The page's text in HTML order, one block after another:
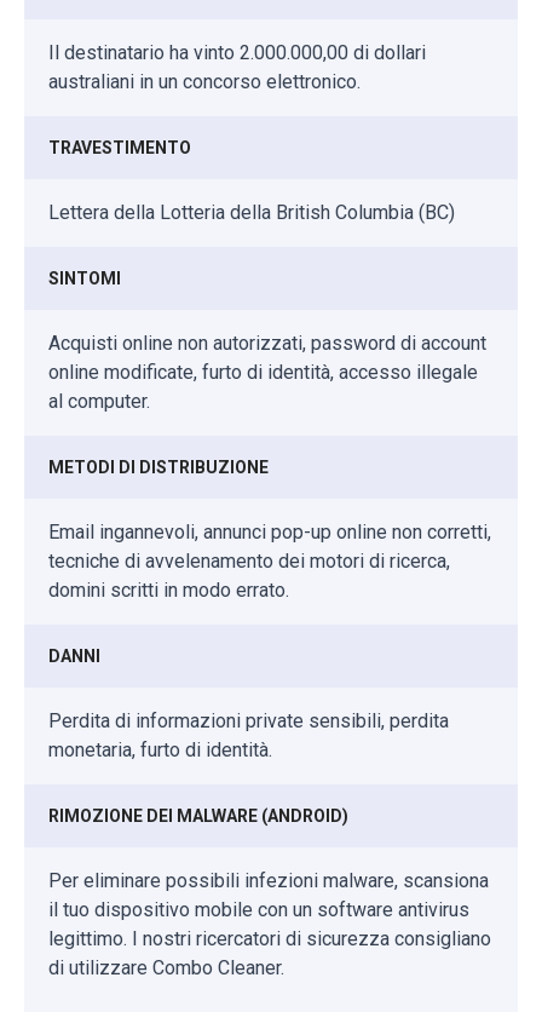
Il destinatario ha vinto 2.000.000,00 di dollari
australiani in un concorso elettronico.
TRAVESTIMENTO
Lettera della Lotteria della British Columbia (BC)
SINTOMI
Acquisti online non autorizzati, password di account
online modificate, furto di identità, accesso illegale
al computer.
METODI DI DISTRIBUZIONE
Email ingannevoli, annunci pop-up online non corretti,
tecniche di avvelenamento dei motori di ricerca,
domini scritti in modo errato.
DANNI
Perdita di informazioni private sensibili, perdita
monetaria, furto di identità.
RIMOZIONE DEI MALWARE (ANDROID)
Per eliminare possibili infezioni malware, scansiona
il tuo dispositivo mobile con un software antivirus
legittimo. I nostri ricercatori di sicurezza consigliano
di utilizzare Combo Cleaner.